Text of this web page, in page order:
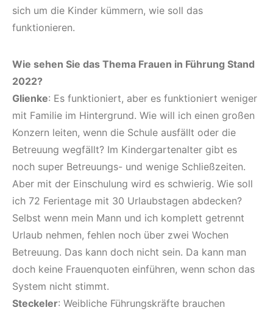
sich um die Kinder kümmern, wie soll das
funktionieren.
Wie sehen Sie das Thema Frauen in Führung Stand
2022?
Glienke: Es funktioniert, aber es funktioniert weniger
mit Familie im Hintergrund. Wie will ich einen großen
Konzern leiten, wenn die Schule ausfällt oder die
Betreuung wegfällt? Im Kindergartenalter gibt es
noch super Betreuungs- und wenige Schließzeiten.
Aber mit der Einschulung wird es schwierig. Wie soll
ich 72 Ferientage mit 30 Urlaubstagen abdecken?
Selbst wenn mein Mann und ich komplett getrennt
Urlaub nehmen, fehlen noch über zwei Wochen
Betreuung. Das kann doch nicht sein. Da kann man
doch keine Frauenquoten einführen, wenn schon das
System nicht stimmt.
Steckeler: Weibliche Führungskräfte brauchen